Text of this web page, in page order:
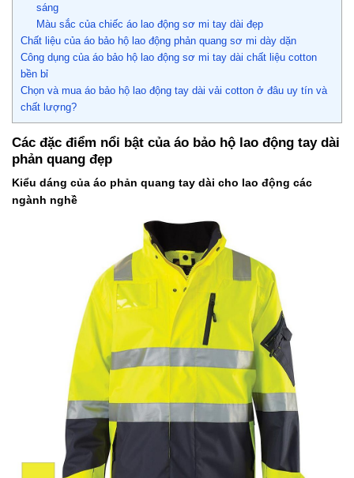
sáng
Màu sắc của chiếc áo lao động sơ mi tay dài đẹp
Chất liệu của áo bảo hộ lao động phản quang sơ mi dày dặn
Công dụng của áo bảo hộ lao động sơ mi tay dài chất liệu cotton
bền bỉ
Chọn và mua áo bảo hộ lao động tay dài vải cotton ở đâu uy tín và
chất lượng?
Các đặc điểm nổi bật của áo bảo hộ lao động tay dài
phản quang đẹp
Kiểu dáng của áo phản quang tay dài cho lao động các
ngành nghề